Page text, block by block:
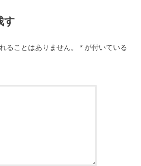
す
ることはありません。 * が付いている